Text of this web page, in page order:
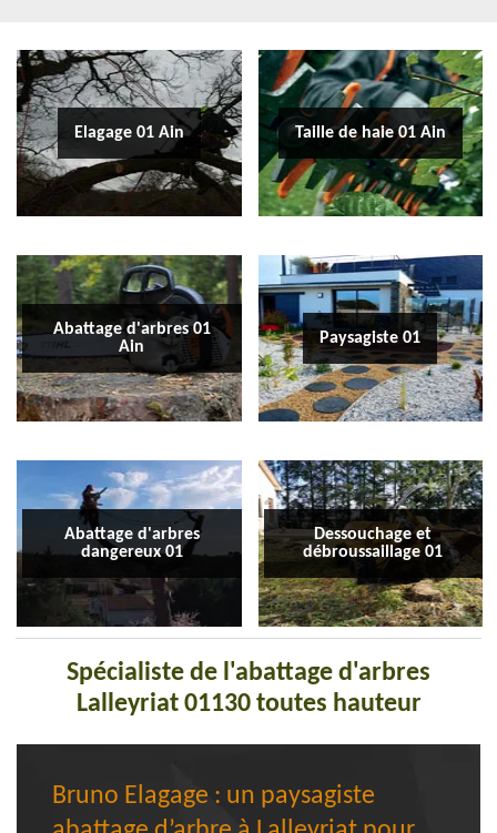
Elagage 01 Ain Taille de haie 01 Ain
Abattage d'arbres 01
Ain
Paysagiste 01
Abattage d'arbres
dangereux 01
Dessouchage et
débroussaillage 01
Spécialiste de l'abattage d'arbres
Lalleyriat 01130 toutes hauteur
Bruno Elagage : un paysagiste